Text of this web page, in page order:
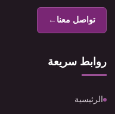
تواصل معنا←
روابط سريعة
الرئيسية